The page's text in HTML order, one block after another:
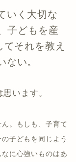
いく大切な
子どもを産
てそれを教え
い。
います。
。もしも、子育て
子どもを同じよう
に心強いものはあ